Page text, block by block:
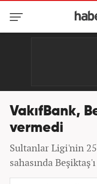
VakıfBank,
vermedi
Sultanlar Ligi'nin
sahasında